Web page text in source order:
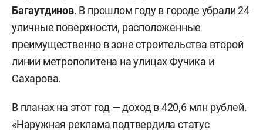
Багаутдинов. В прошлом году в городе убрали 24
уличные поверхности, расположенные
преимущественно в зоне строительства второй
линии метрополитена на улицах Фучика и
Сахарова.
В планах на этот год — доход в 420,6 млн рублей.
«Наружная реклама подтвердила статус